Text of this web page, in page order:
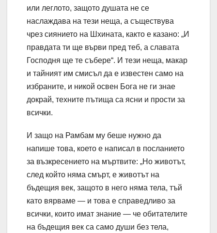
или леглото, защото душата не се
наслаждава на тези неща, а съществува
чрез сиянието на Шхината, както е казано: „И
правдата ти ще върви пред теб, а славата
Господня ще те събере“. И тези неща, макар
и тайният им смисъл да е известен само на
избраните, и никой освен Бога не ги знае
докрай, техните пътища са ясни и прости за
всички.
И защо на Рамбам му беше нужно да
напише това, което е написал в посланието
за възкресението на мъртвите: „Но животът,
след който няма смърт, е животът на
бъдещия век, защото в него няма тела, тъй
като вярваме — и това е справедливо за
всички, които имат знание — че обитателите
на бъдещия век са само души без тела,